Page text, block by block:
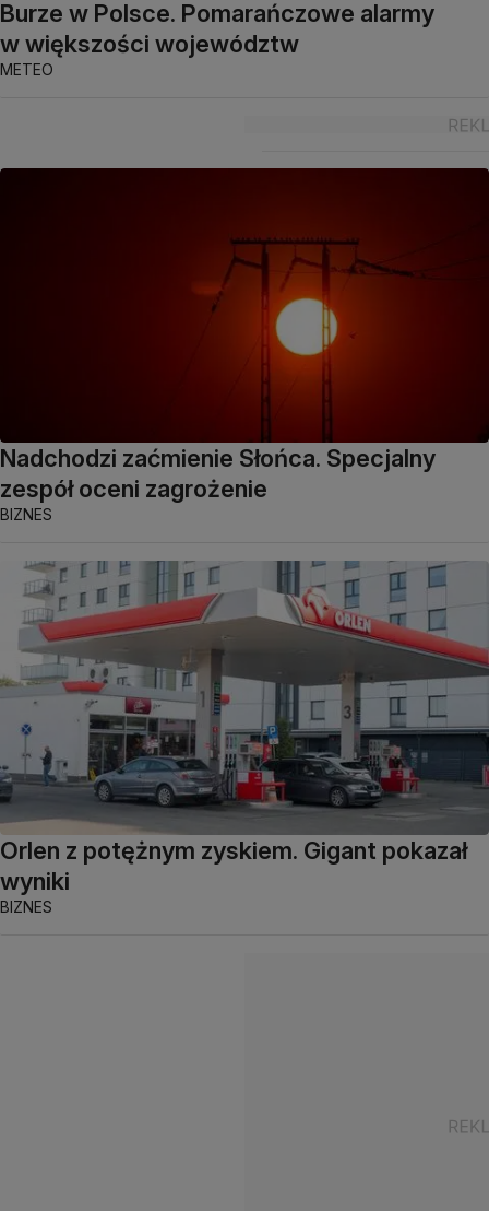
Burze w Polsce. Pomarańczowe alarmy
w większości województw
METEO
Nadchodzi zaćmienie Słońca. Specjalny
zespół oceni zagrożenie
BIZNES
Orlen z potężnym zyskiem. Gigant pokazał
wyniki
BIZNES